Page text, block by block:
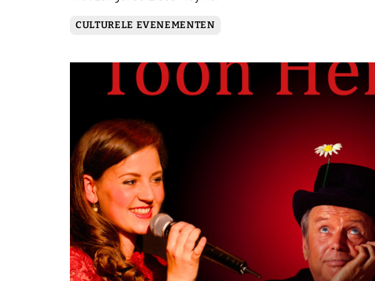
CULTURELE EVENEMENTEN